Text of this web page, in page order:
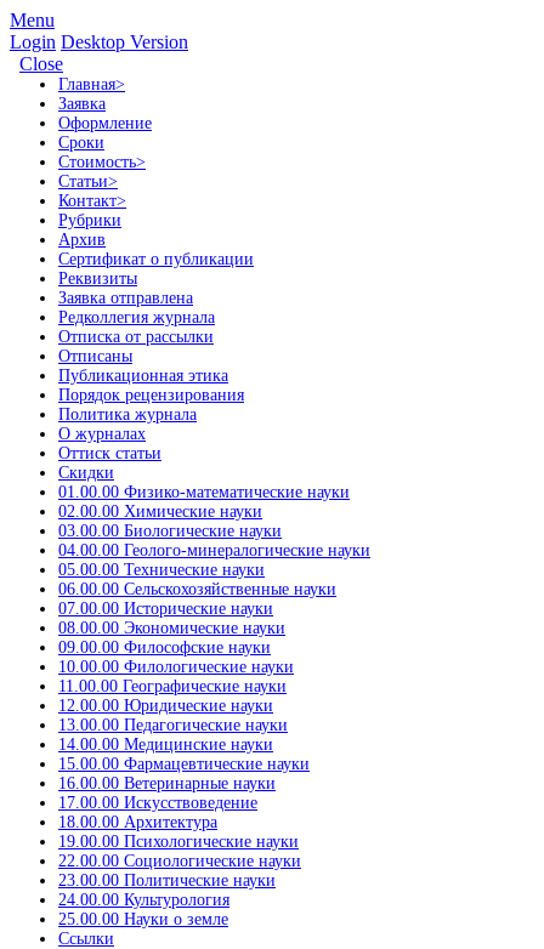
Menu
Login Desktop Version
Close
Главная>
Заявка
Оформление
Сроки
Стоимость>
Статьи>
Контакт>
Рубрики
Архив
Сертификат о публикации
Реквизиты
Заявка отправлена
Редколлегия журнала
Отписка от рассылки
Отписаны
Публикационная этика
Порядок рецензирования
Политика журнала
О журналах
Оттиск статьи
Скидки
01.00.00 Физико-математические науки
02.00.00 Химические науки
03.00.00 Биологические науки
04.00.00 Геолого-минералогические науки
05.00.00 Технические науки
06.00.00 Сельскохозяйственные науки
07.00.00 Исторические науки
08.00.00 Экономические науки
09.00.00 Философские науки
10.00.00 Филологические науки
11.00.00 Географические науки
12.00.00 Юридические науки
13.00.00 Педагогические науки
14.00.00 Медицинские науки
15.00.00 Фармацевтические науки
16.00.00 Ветеринарные науки
17.00.00 Искусствоведение
18.00.00 Архитектура
19.00.00 Психологические науки
22.00.00 Социологические науки
23.00.00 Политические науки
24.00.00 Культурология
25.00.00 Науки о земле
Ссылки